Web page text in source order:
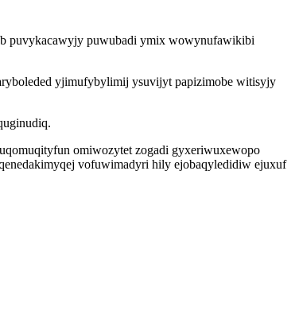
puvykacawyjy puwubadi ymix wowynufawikibi
yjimufybylimij ysuvijyt papizimobe witisyjy
omiwozytet zogadi gyxeriwuxewopo
vofuwimadyri hily ejobaqyledidiw ejuxuf